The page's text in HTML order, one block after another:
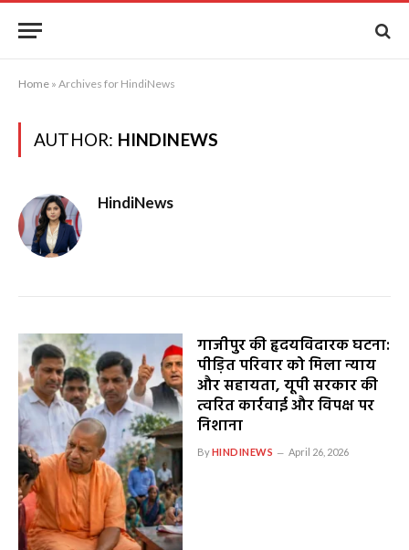
Home » Archives for HindiNews
AUTHOR: HINDINEWS
HindiNews
गाजीपुर की हृदयविदारक घटना:
पीड़ित परिवार को मिला न्याय
और सहायता, यूपी सरकार की
त्वरित कार्रवाई और विपक्ष पर
निशाना
ByHINDINEWS April 26, 2026